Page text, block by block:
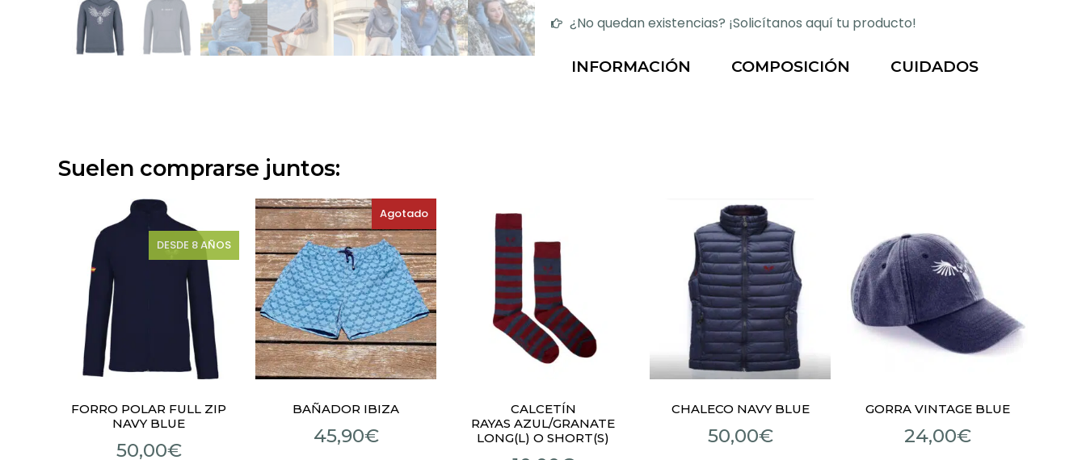
¿No quedan existencias? ¡Solicítanos aquí tu producto!
INFORMACIÓN COMPOSICIÓN CUIDADOS
Suelen comprarse juntos:
DESDE 8 AÑOS
FORRO POLAR FULL ZIP
NAVY BLUE
50,00€
Agotado
BAÑADOR IBIZA
45,90€
CALCETÍN
RAYAS AZUL/GRANATE
LONG(L) O SHORT(S)
CHALECO NAVY BLUE
50,00€
GORRA VINTAGE BLUE
24,00€